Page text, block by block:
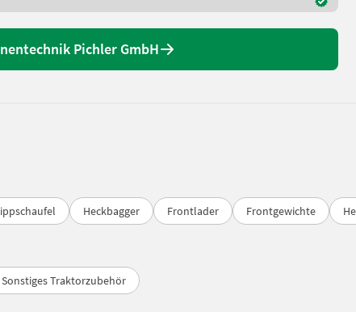
Pichler GmbH
Heckbagger Frontlader Frontgewichte
Sonstiges Traktorzubehör